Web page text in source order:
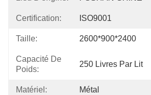
Certification: ISO9001
Taille: 2600*900*2400
Capacité De
Poids:
250 Livres Par Lit
Matériel: Métal